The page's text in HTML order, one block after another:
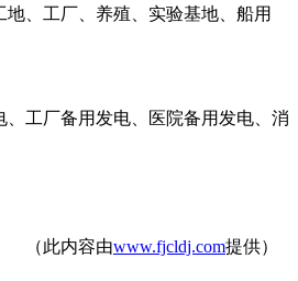
地、工厂、养殖、实验基地、船用
、工厂备用发电、医院备用发电、消
（此内容由www.fjcldj.com提供）